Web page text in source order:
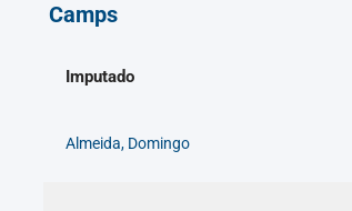
Camps
Imputado
Almeida, Domingo